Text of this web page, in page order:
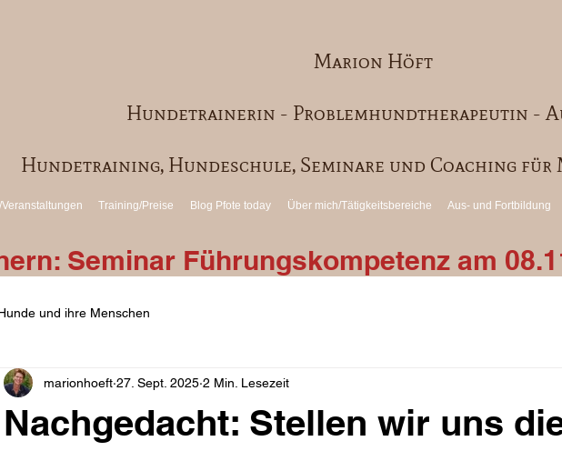
Marion Höft
Hundetrainerin - Problemhundtherapeutin -
Hundetraining, Hundeschule, Seminare und Coaching für
Training/Preise Blog Pfote today Über mich/Tätigkeitsbereiche Aus- und Fortbildung
Seminar Führungskompetenz am
und ihre Menschen
Nachgedacht: Stellen wir uns
marionhoeft 27. Sept. 2025 2 Min. Lesezeit